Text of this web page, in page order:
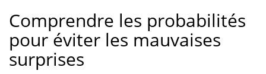
Comprendre les probabilités
pour éviter les mauvaises
surprises